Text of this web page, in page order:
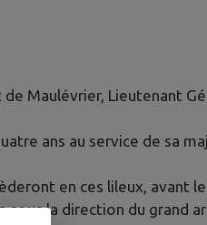
Maulévrier, Lieutenant
ans au service de sa
en ces lileux, avant
sous la direction du grand